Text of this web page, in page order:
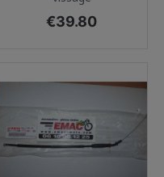
Price
€39.80